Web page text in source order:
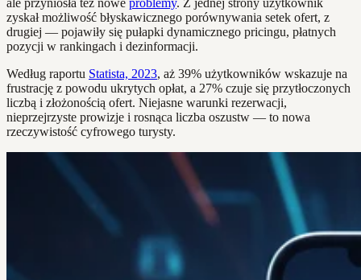
ale przyniosła też nowe problemy. Z jednej strony użytkownik
zyskał możliwość błyskawicznego porównywania setek ofert, z
drugiej — pojawiły się pułapki dynamicznego pricingu, płatnych
pozycji w rankingach i dezinformacji.
Według raportu Statista, 2023, aż 39% użytkowników wskazuje na
frustrację z powodu ukrytych opłat, a 27% czuje się przytłoczonych
liczbą i złożonością ofert. Niejasne warunki rezerwacji,
nieprzejrzyste prowizje i rosnąca liczba oszustw — to nowa
rzeczywistość cyfrowego turysty.